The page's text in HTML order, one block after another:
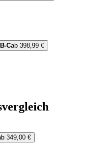
Cab 398,99 €
349,00 €